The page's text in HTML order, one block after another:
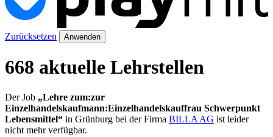
Zurücksetzen Anwenden
668 aktuelle Lehrstellen
Der Job „Lehre zum:zur
Einzelhandelskaufmann:Einzelhandelskauffrau Schwerpunkt
Lebensmittel“ in Grünburg bei der Firma BILLA AG ist leider
nicht mehr verfügbar.